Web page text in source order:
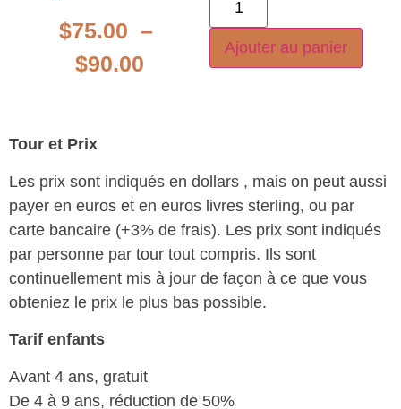
$75.00 –
$90.00
Ajouter au panier
Tour et Prix
Les prix sont indiqués en dollars , mais on peut aussi
payer en euros et en euros livres sterling, ou par
carte bancaire (+3% de frais). Les prix sont indiqués
par personne par tour tout compris. Ils sont
continuellement mis à jour de façon à ce que vous
obteniez le prix le plus bas possible.
Tarif enfants
Avant 4 ans, gratuit
De 4 à 9 ans, réduction de 50%